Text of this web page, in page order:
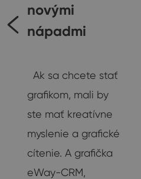
novými
nápadmi
Ak sa chcete stať
grafikom, mali by
ste mať kreatívne
myslenie a grafické
cítenie. A grafička
eWay-CRM,